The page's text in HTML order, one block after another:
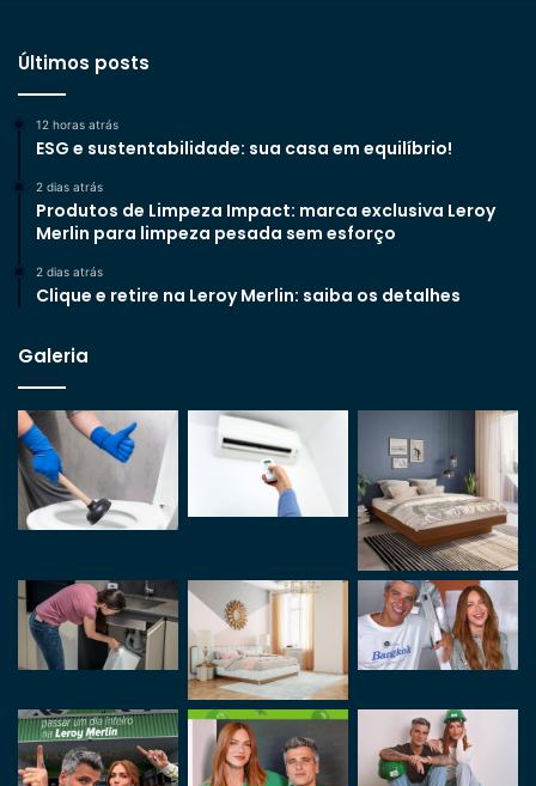
Últimos posts
12 horas atrás
ESG e sustentabilidade: sua casa em equilíbrio!
2 dias atrás
Produtos de Limpeza Impact: marca exclusiva Leroy
Merlin para limpeza pesada sem esforço
2 dias atrás
Clique e retire na Leroy Merlin: saiba os detalhes
Galeria